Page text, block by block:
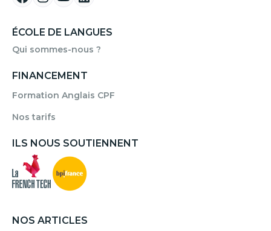
ÉCOLE DE LANGUES
Qui sommes-nous ?
FINANCEMENT
Formation Anglais CPF
Nos tarifs
ILS NOUS SOUTIENNENT
NOS ARTICLES